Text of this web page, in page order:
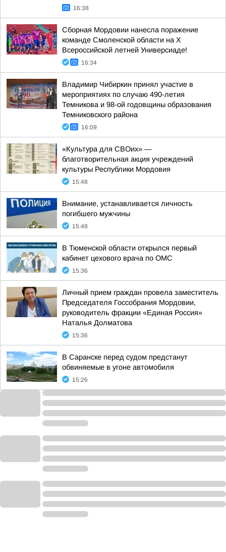
16:38
Сборная Мордовии нанесла поражение
команде Смоленской области на Х
Всероссийской летней Универсиаде!
16:34
Владимир Чибиркин принял участие в
мероприятиях по случаю 490-летия
Темникова и 98-ой годовщины образования
Темниковского района
16:09
«Культура для СВОих» —
благотворительная акция учреждений
культуры Республики Мордовия
15:48
Внимание, устанавливается личность
погибшего мужчины
15:48
В Тюменской области открылся первый
кабинет цехового врача по ОМС
15:36
Личный прием граждан провела заместитель
Председателя Госсобрания Мордовии,
руководитель фракции «Единая Россия»
Наталья Долматова
15:36
В Саранске перед судом предстанут
обвиняемые в угоне автомобиля
15:26